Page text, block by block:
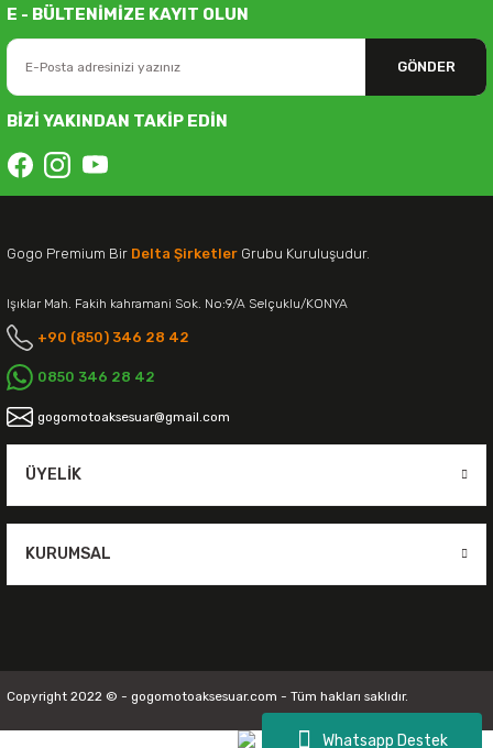
Whatsapp Destek
E - BÜLTENİMİZE KAYIT OLUN
GÖNDER
BİZİ YAKINDAN TAKİP EDİN
Gogo Premium Bir Delta Şirketler Grubu Kuruluşudur.
Işıklar Mah. Fakih kahramani Sok. No:9/A Selçuklu/KONYA
+90 (850) 346 28 42
0850 346 28 42
gogomotoaksesuar@gmail.com
ÜYELIK
KURUMSAL
Copyright 2022 © - gogomotoaksesuar.com - Tüm hakları saklıdır.